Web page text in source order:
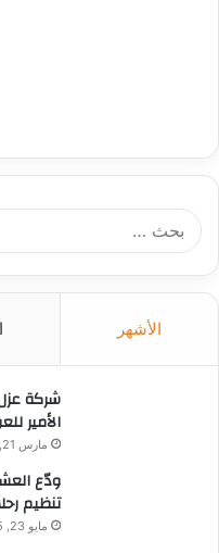
الأشهر
شركة
الأمير
مارس 21, 2025
ودّع
تنظيم
مايو 23, 2025